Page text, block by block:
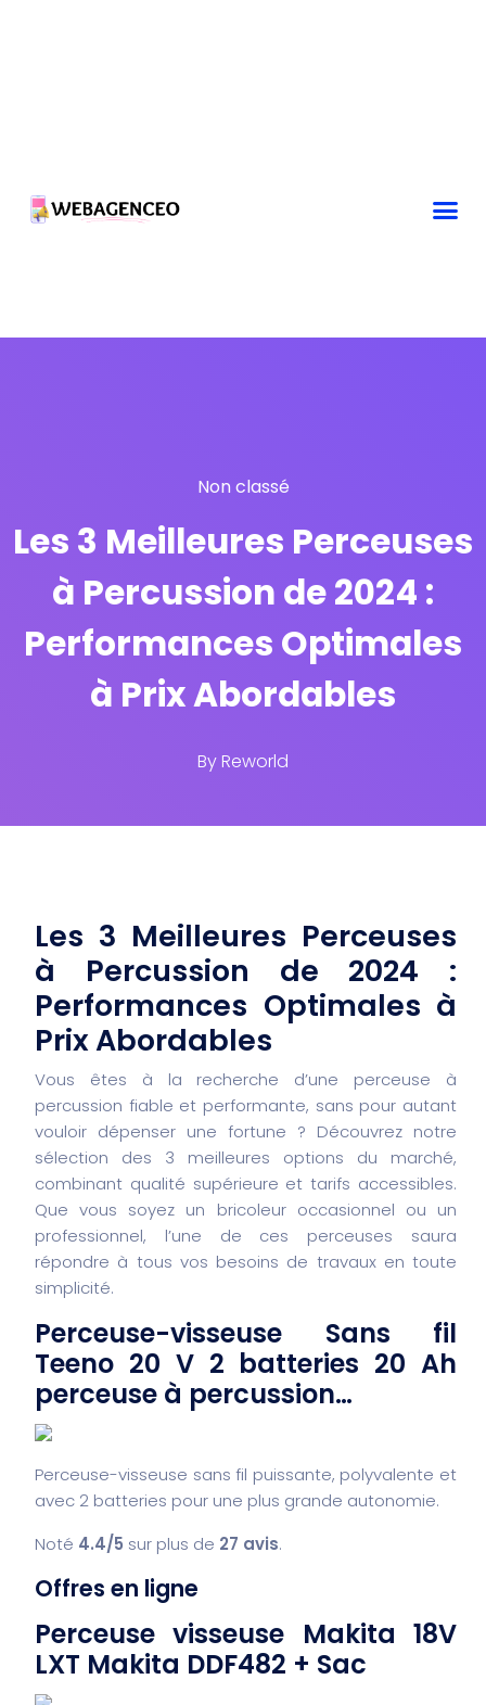
Non classé
Les 3 Meilleures Perceuses
à Percussion de 2024 :
Performances Optimales
à Prix Abordables
ByReworld
Les 3 Meilleures Perceuses
à Percussion de 2024 :
Performances Optimales à
Prix Abordables
Vous êtes à la recherche d’une perceuse à
percussion fiable et performante, sans pour autant
vouloir dépenser une fortune ? Découvrez notre
sélection des 3 meilleures options du marché,
combinant qualité supérieure et tarifs accessibles.
Que vous soyez un bricoleur occasionnel ou un
professionnel, l’une de ces perceuses saura
répondre à tous vos besoins de travaux en toute
simplicité.
Perceuse-visseuse Sans fil
Teeno 20 V 2 batteries 20 Ah
perceuse à percussion…
Perceuse-visseuse sans fil puissante, polyvalente et
avec 2 batteries pour une plus grande autonomie.
Noté 4.4/5 sur plus de 27 avis.
Offres en ligne
Perceuse visseuse Makita 18V
LXT Makita DDF482 + Sac